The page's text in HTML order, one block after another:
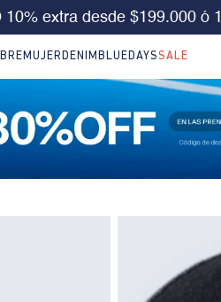
este FDS 30%OFF en LO
MUJER DENIM BLUEDAYSSALE